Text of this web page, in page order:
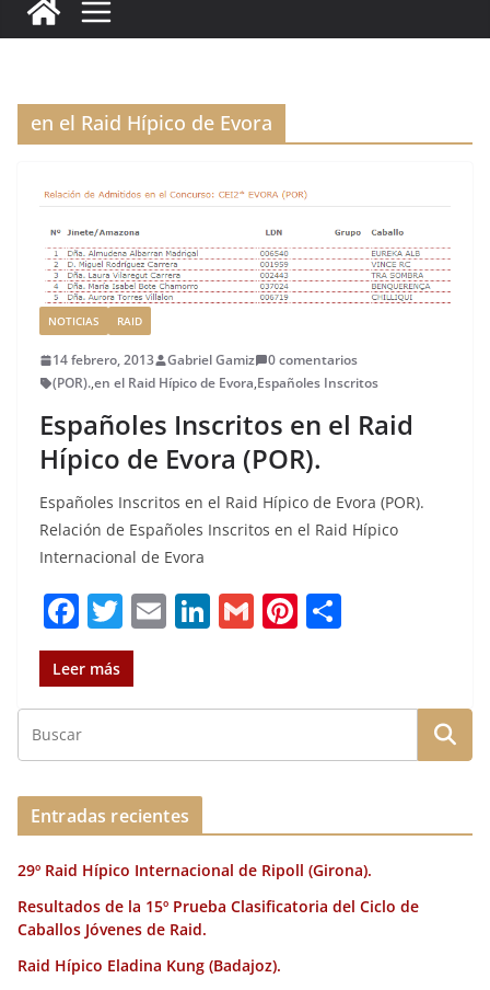
e
o
o
te l e
n
l re p
ir
en el Raid Hípico de Evora
NOTICIAS RAID
14 febrero, 2013 Gabriel Gamiz
0 comentarios
(POR).,en el Raid Hípico de Evora,Españoles Inscritos
Españoles Inscritos en el Raid
Hípico de Evora (POR).
Españoles Inscritos en el Raid Hípico de Evora (POR).
Relación de Españoles Inscritos en el Raid Hípico
Internacional de Evora
F
a
c
e
b
o
o
k
T
w
it
te
r
E
l
Li
e
dI
G
l
Pi
re
st
p
a
ir
Leer más
Entradas recientes
29º Raid Hípico Internacional de Ripoll (Girona).
Resultados de la 15º Prueba Clasificatoria del Ciclo de
Caballos Jóvenes de Raid.
Raid Hípico Eladina Kung (Badajoz).